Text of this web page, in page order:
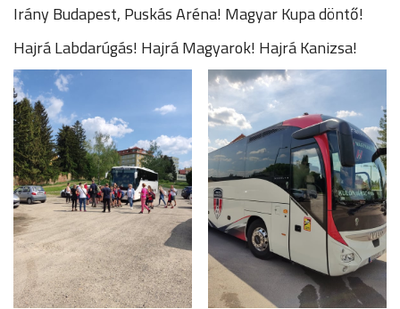
Irány Budapest, Puskás Aréna! Magyar Kupa döntő!
Hajrá Labdarúgás! Hajrá Magyarok! Hajrá Kanizsa!